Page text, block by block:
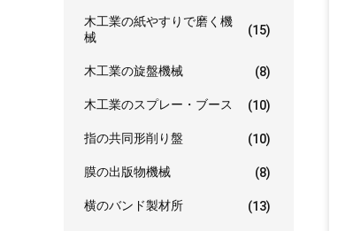
木工業の紙やすりで磨く機
械
(15)
木工業の旋盤機械 (8)
木工業のスプレー・ブース (10)
指の共同形削り盤 (10)
膜の出版物機械 (8)
横のバンド製材所 (13)